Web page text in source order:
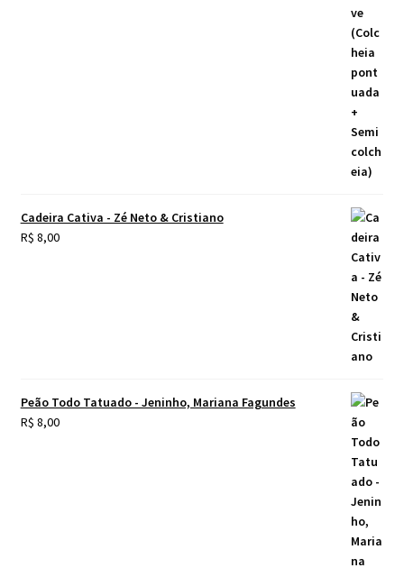
Cadeira Cativa - Zé Neto & Cristiano
R$ 8,00
Peão Todo Tatuado - Jeninho, Mariana Fagundes
R$ 8,00